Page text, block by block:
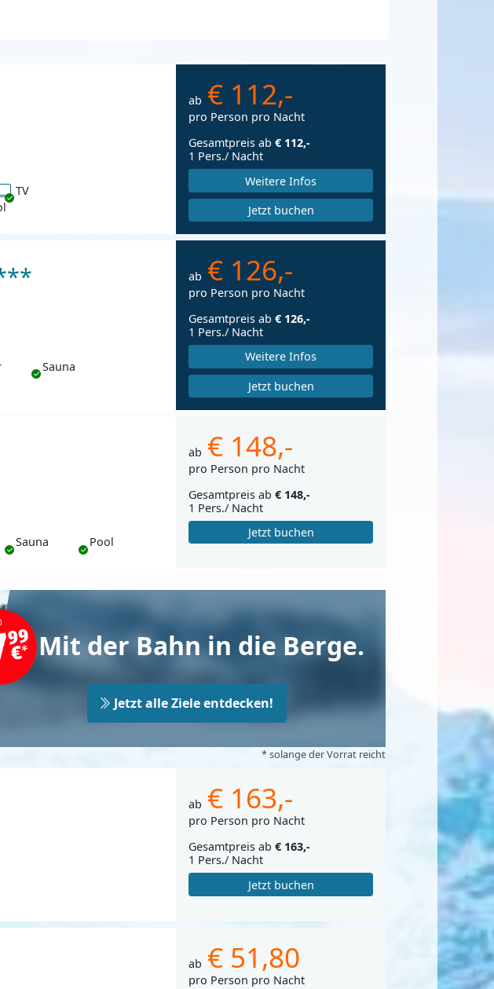
TV
ab € 112,-
pro Person pro Nacht
Gesamtpreis ab € 112,-
1 Pers./ Nacht
Weitere Infos
Jetzt buchen
Sauna
ab € 126,-
pro Person pro Nacht
Gesamtpreis ab € 126,-
1 Pers./ Nacht
Weitere Infos
Jetzt buchen
Sauna Pool
ab € 148,-
pro Person pro Nacht
Gesamtpreis ab € 148,-
1 Pers./ Nacht
Jetzt buchen
Mit der Bahn in die Berge.
Jetzt alle Ziele entdecken!
* solange der Vorrat reicht
ab € 163,-
pro Person pro Nacht
Gesamtpreis ab € 163,-
1 Pers./ Nacht
Jetzt buchen
ab € 51,80
pro Person pro Nacht